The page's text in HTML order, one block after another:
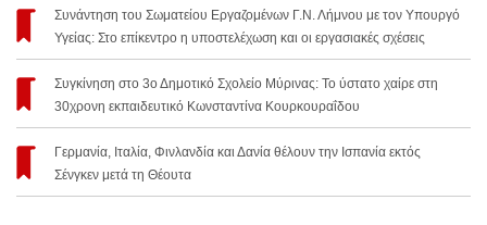
Συνάντηση του Σωματείου Εργαζομένων Γ.Ν. Λήμνου με τον Υπουργό
Υγείας: Στο επίκεντρο η υποστελέχωση και οι εργασιακές σχέσεις
Συγκίνηση στο 3ο Δημοτικό Σχολείο Μύρινας: Το ύστατο χαίρε στη
30χρονη εκπαιδευτικό Κωνσταντίνα Κουρκουραΐδου
Γερμανία, Ιταλία, Φινλανδία και Δανία θέλουν την Ισπανία εκτός
Σένγκεν μετά τη Θέουτα